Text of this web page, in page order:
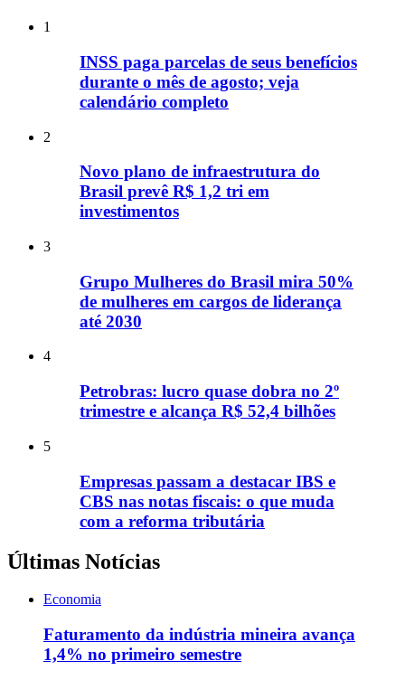
1
INSS paga parcelas de seus benefícios
durante o mês de agosto; veja
calendário completo
2
Novo plano de infraestrutura do
Brasil prevê R$ 1,2 tri em
investimentos
3
Grupo Mulheres do Brasil mira 50%
de mulheres em cargos de liderança
até 2030
4
Petrobras: lucro quase dobra no 2º
trimestre e alcança R$ 52,4 bilhões
5
Empresas passam a destacar IBS e
CBS nas notas fiscais: o que muda
com a reforma tributária
Últimas Notícias
Economia
Faturamento da indústria mineira avança
1,4% no primeiro semestre